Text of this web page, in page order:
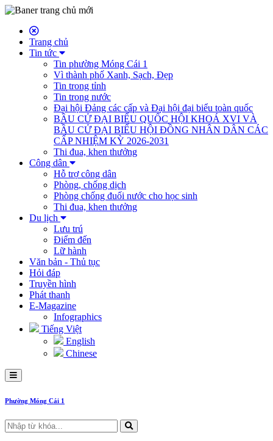
Trang chủ
Tin tức
Tin phường Móng Cái 1
Vì thành phố Xanh, Sạch, Đẹp
Tin trong tỉnh
Tin trong nước
Đại hội Đảng các cấp và Đại hội đại biểu toàn quốc
BẦU CỬ ĐẠI BIỂU QUỐC HỘI KHOÁ XVI VÀ
BẦU CỬ ĐẠI BIỂU HỘI ĐỒNG NHÂN DÂN CÁC
CẤP NHIỆM KỲ 2026-2031
Thi đua, khen thưởng
Công dân
Hỗ trợ công dân
Phòng, chống dịch
Phòng chống đuối nước cho học sinh
Thi đua, khen thưởng
Du lịch
Lưu trú
Điểm đến
Lữ hành
Văn bản - Thủ tục
Hỏi đáp
Truyền hình
Phát thanh
E-Magazine
Infographics
Tiếng Việt
English
Chinese
Phường Móng Cái 1